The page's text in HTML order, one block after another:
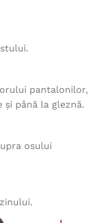
pantalonilor,
până la gleznă.
osului